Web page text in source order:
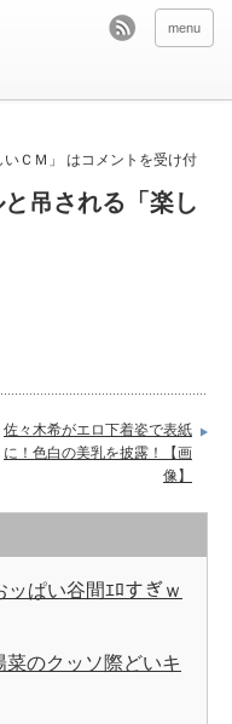
menu
ＣＭ」 はコメントを受け付
吊される「楽し
佐々木希がエロ下着姿で表紙
に！色白の美乳を披露！【画
像】
ッぱい谷間ｴﾛすぎｗ
のクッソ際どいキ